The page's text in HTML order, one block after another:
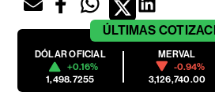
ÚLTIMAS
DÓLAR OFICIAL
+0.16%
1,498.7255
MERVAL
-0.94%
3,126,740.00